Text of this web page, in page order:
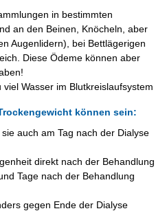
in bestimmten
an den Beinen, Knöcheln, aber
Augenlidern), bei Bettlägerigen
Diese Ödeme können aber
Wasser im Blutkreislaufsystem
können sein:
auch am Tag nach der Dialyse
direkt nach der Behandlung
Tage nach der Behandlung
gegen Ende der Dialyse